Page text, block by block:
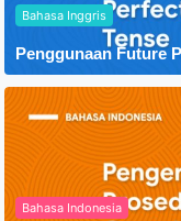
Bahasa Inggris
Penggunaan Future
Bahasa Indonesia